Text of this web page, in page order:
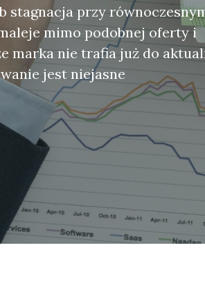
stagnacja przy
mimo podobnej oferty i
marka nie trafia już do
jest niejasne